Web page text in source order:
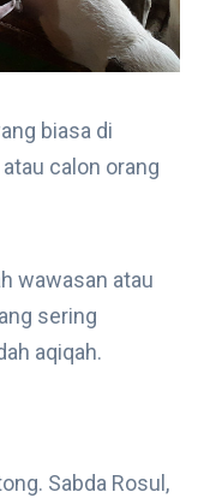
biasa di
calon orang
wawasan atau
sering
aqiqah.
Sabda Rosul,